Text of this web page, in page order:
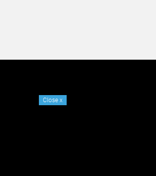
Close x